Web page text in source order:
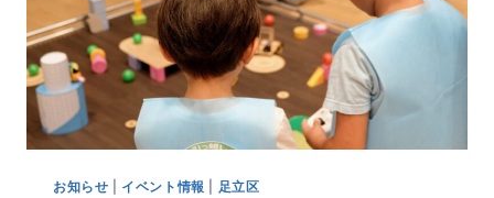
お知らせ イベント情報 足立区